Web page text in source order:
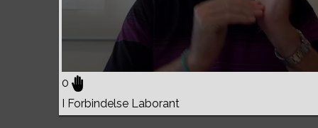
0
I Forbindelse Laborant